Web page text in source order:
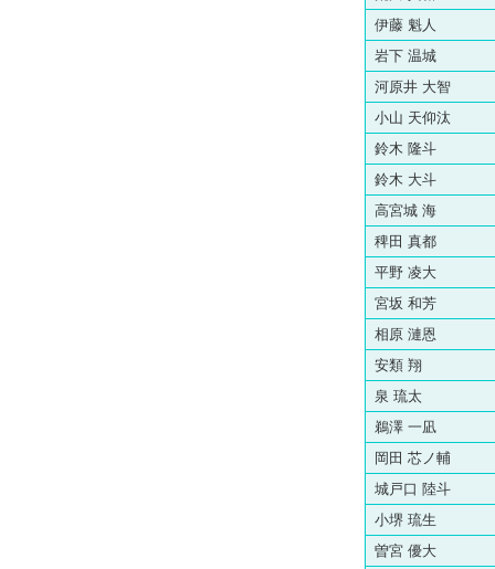
伊藤 魁人
岩下 温城
河原井 大智
小山 天仰汰
鈴木 隆斗
鈴木 大斗
高宮城 海
稗田 真都
平野 凌大
宮坂 和芳
相原 漣恩
安類 翔
泉 琉太
鵜澤 一凪
岡田 芯ノ輔
城戸口 陸斗
小堺 琉生
曽宮 優大